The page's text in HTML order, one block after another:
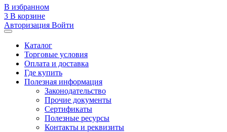
В избранном
3 В корзине
Авторизация Войти
Каталог
Торговые условия
Оплата и доставка
Где купить
Полезная информация
Законодательство
Прочие документы
Сертификаты
Полезные ресурсы
Контакты и реквизиты